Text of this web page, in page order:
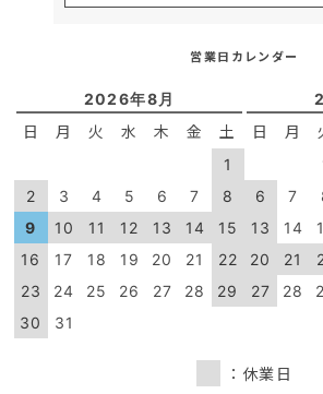
営業日カレンダー
2026年8月
日 月 火 水 木 金 土
1
2
3 4 5 6 7
8
9
10 11 12 13 14
15
16
17 18 19 20 21
22
23
24 25 26 27 28
29
30
31
日 月
6
7
13
14
20
21
27
28
：休業日